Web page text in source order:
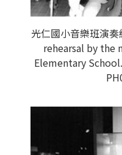
光仁國小音樂班演
rehearsal by the
Elementary